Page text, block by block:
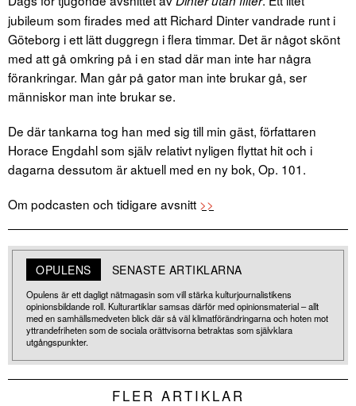
jubileum som firades med att Richard Dinter vandrade runt i
Göteborg i ett lätt duggregn i flera timmar. Det är något skönt
med att gå omkring på i en stad där man inte har några
förankringar. Man går på gator man inte brukar gå, ser
människor man inte brukar se.
De där tankarna tog han med sig till min gäst, författaren
Horace Engdahl som själv relativt nyligen flyttat hit och i
dagarna dessutom är aktuell med en ny bok, Op. 101.
Om podcasten och tidigare avsnitt >>
OPULENS SENASTE ARTIKLARNA
Opulens är ett dagligt nätmagasin som vill stärka kulturjournalistikens
opinionsbildande roll. Kulturartiklar samsas därför med opinionsmaterial – allt
med en samhällsmedveten blick där så väl klimatförändringarna och hoten mot
yttrandefriheten som de sociala orättvisorna betraktas som självklara
utgångspunkter.
FLER ARTIKLAR